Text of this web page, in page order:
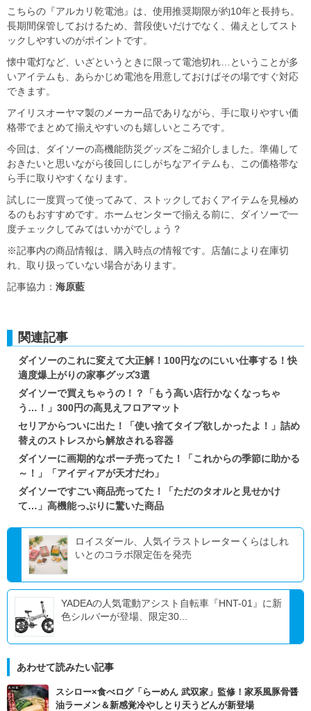
こちらの『アルカリ乾電池』は、使用推奨期限が約10年と長持ち。
長期間保管しておけるため、普段使いだけでなく、備えとしてスト
ックしやすいのがポイントです。
懐中電灯など、いざというときに限って電池切れ…ということが多
いアイテムも、あらかじめ電池を用意しておけばその場ですぐ対応
できます。
アイリスオーヤマ製のメーカー品でありながら、手に取りやすい価
格帯でまとめて揃えやすいのも嬉しいところです。
今回は、ダイソーの高機能防災グッズをご紹介しました。準備して
おきたいと思いながら後回しにしがちなアイテムも、この価格帯な
ら手に取りやすくなります。
試しに一度買って使ってみて、ストックしておくアイテムを見極め
るのもおすすめです。ホームセンターで揃える前に、ダイソーで一
度チェックしてみてはいかがでしょう？
※記事内の商品情報は、購入時点の情報です。店舗により在庫切
れ、取り扱っていない場合があります。
記事協力： 海原藍
関連記事
ダイソーのこれに変えて大正解！100円なのにいい仕事する！快
適度爆上がりの家事グッズ3選
ダイソーで買えちゃうの！？「もう高い店行かなくなっちゃ
う…！」300円の高見えフロアマット
セリアからついに出た！「使い捨てタイプ欲しかったよ！」詰め
替えのストレスから解放される容器
ダイソーに画期的なポーチ売ってた！「これからの季節に助かる
～！」「アイディアが天才だわ」
ダイソーですごい商品売ってた！「ただのタオルと見せかけ
て…」高機能っぷりに驚いた商品
ロイスダール、人気イラストレーターくらはしれ
いとのコラボ限定缶を発売
YADEAの人気電動アシスト自転車『HNT-01』に新
色シルバーが登場、限定30...
あわせて読みたい記事
スシロー×食べログ「らーめん 武双家」監修！家系風豚骨醤
油ラーメン＆新感覚冷やしとり天うどんが新登場